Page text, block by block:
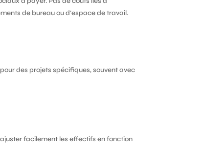
de bureau ou d’espace de travail.
des projets spécifiques, souvent avec
facilement les effectifs en fonction